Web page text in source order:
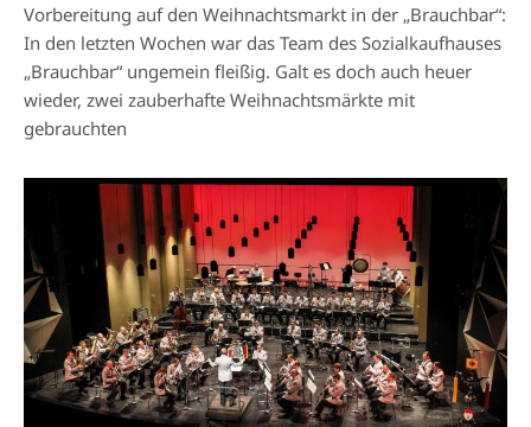
Vorbereitung auf den Weihnachtsmarkt in der „Brauchbar“:
In den letzten Wochen war das Team des Sozialkaufhauses
„Brauchbar“ ungemein fleißig. Galt es doch auch heuer
wieder, zwei zauberhafte Weihnachtsmärkte mit
gebrauchten